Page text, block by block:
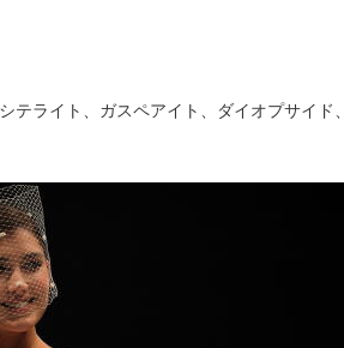
テライト、ガスペアイト、ダイオプサイド